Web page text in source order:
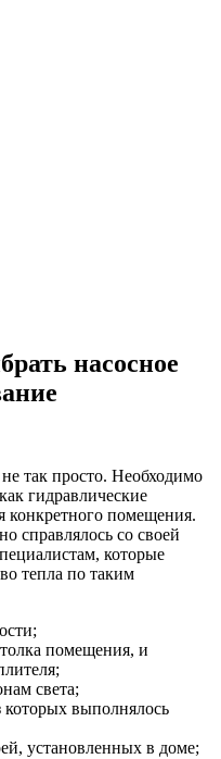
насосное
так просто. Необходимо
гидравлические
конкретного помещения.
справлялось со своей
которые
тепла по таким
помещения, и
света;
которых выполнялось
установленных в доме;